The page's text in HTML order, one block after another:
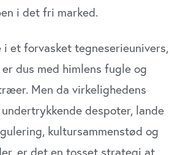
i det fri marked.
et forvasket tegneserieunivers,
dus med himlens fugle og
Men da virkelighedens
despoter, lande
kultursammenstød og
er det en tosset strategi at